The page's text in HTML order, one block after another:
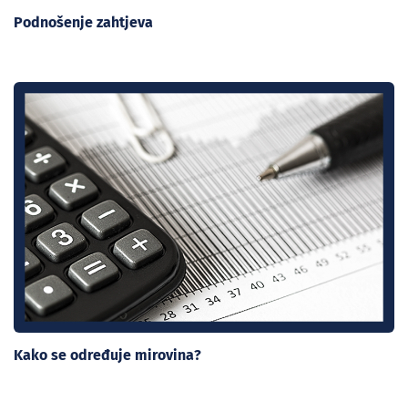
Podnošenje zahtjeva
Kako se određuje mirovina?